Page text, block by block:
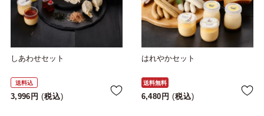
しあわせセット
送料込
3,996 税込
はれやかセット
送料無料
6,480 税込